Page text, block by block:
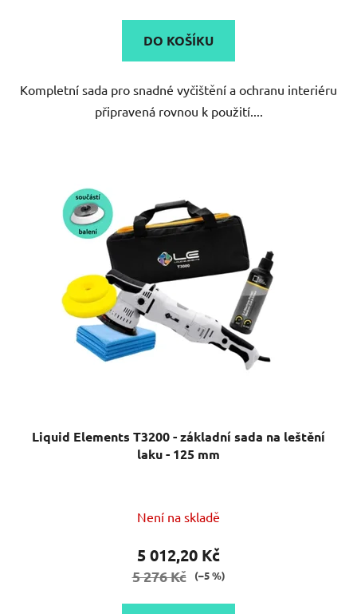
DO KOŠÍKU
Kompletní sada pro snadné vyčištění a ochranu interiéru
připravená rovnou k použití....
Liquid Elements T3200 - základní sada na leštění
laku - 125 mm
Není na skladě
5 012,20 Kč
5 276 Kč (–5 %)